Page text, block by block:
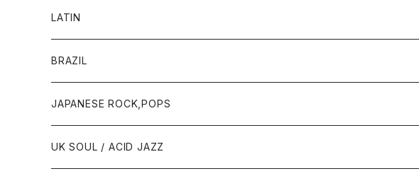
LATIN
BRAZIL
JAPANESE ROCK,POPS
UK SOUL / ACID JAZZ